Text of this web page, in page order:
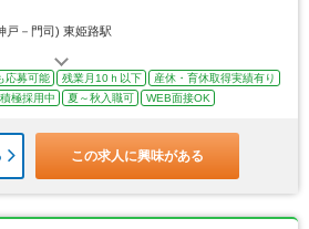
戸－門司) 東姫路駅
応募可能 残業月10ｈ以下
産休・育休取得実績有り
積極採用中 夏～秋入職可 WEB面接OK
この求人に興味がある